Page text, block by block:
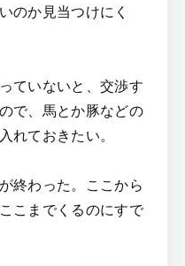
のか見当つけにく
ていないと、交渉す
で、馬とか豚などの
れておきたい。
終わった。ここから
こまでくるのにすで